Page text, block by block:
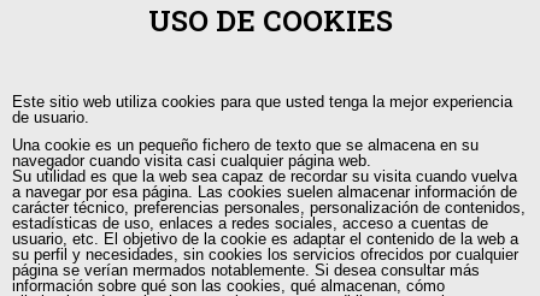
+593 98 541 2458
Guayaquil, Urdesa Central
USO DE COOKIES
Este sitio web utiliza cookies para que usted tenga la mejor experiencia
de usuario.
Una cookie es un pequeño fichero de texto que se almacena en su
navegador cuando visita casi cualquier página web.
Su utilidad es que la web sea capaz de recordar su visita cuando vuelva
a navegar por esa página. Las cookies suelen almacenar información de
carácter técnico, preferencias personales, personalización de contenidos,
estadísticas de uso, enlaces a redes sociales, acceso a cuentas de
usuario, etc. El objetivo de la cookie es adaptar el contenido de la web a
su perfil y necesidades, sin cookies los servicios ofrecidos por cualquier
página se verían mermados notablemente. Si desea consultar más
información sobre qué son las cookies, qué almacenan, cómo